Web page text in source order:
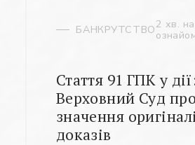
БАНКРУТСТВО2 хв. на
Стаття 91 ГПК у
Верховний Суд про
значення
доказів